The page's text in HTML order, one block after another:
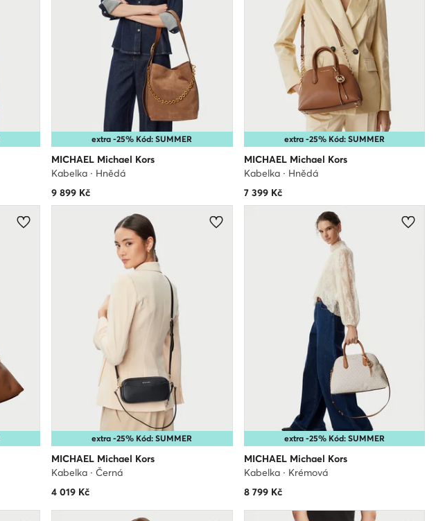
extra -25% Kód: SUMMER
MICHAEL Michael Kors
Kabelka · Hnědá
9 899 Kč
extra -25% Kód: SUMMER
MICHAEL Michael Kors
Kabelka · Hnědá
7 399Kč
extra -25% Kód: SUMMER
MICHAEL Michael Kors
Kabelka · Černá
4 019 Kč
extra -25% Kód: SUMMER
MICHAEL Michael Kors
Kabelka · Krémová
8 799Kč